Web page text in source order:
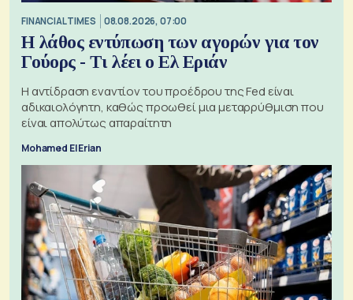
FINANCIAL TIMES 08.08.2026, 07:00
Η λάθος εντύπωση των αγορών για τον
Γούορς - Τι λέει ο Ελ Εριάν
Η αντίδραση εναντίον του προέδρου της Fed είναι
αδικαιολόγητη, καθώς προωθεί μια μεταρρύθμιση που
είναι απολύτως απαραίτητη
Mohamed El Erian